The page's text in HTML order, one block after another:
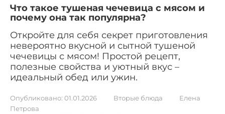
Что такое тушеная чечевица с мясом и
почему она так популярна?
Откройте для себя секрет приготовления
невероятно вкусной и сытной тушеной
чечевицы с мясом! Простой рецепт,
полезные свойства и уютный вкус –
идеальный обед или ужин.
Опубликовано: 01.01.2026 Вторые блюда
Елена
Петрова